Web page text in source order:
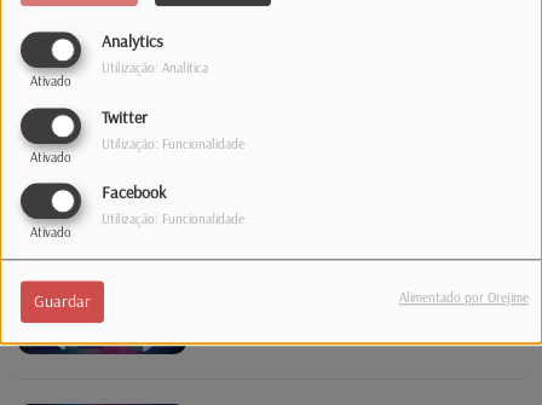
Analytics
Ativado
Utilização: Analítica
Twitter
Ativado
Utilização: Funcionalidade
Facebook
Ativado
Utilização: Funcionalidade
Guardar Alimentado por Orejime
"Não Faças Bluff Comigo"